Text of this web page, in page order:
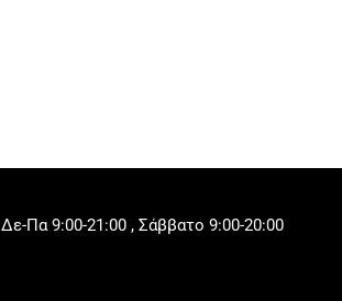
Πα 9:00-21:00 , Σάββατο 9:00-20:00